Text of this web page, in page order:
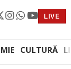
LIVE
CULTURĂ